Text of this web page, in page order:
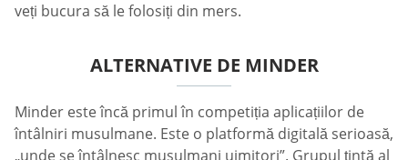
veți bucura să le folosiți din mers.
ALTERNATIVE DE MINDER
Minder este încă primul în competiția aplicațiilor de
întâlniri musulmane. Este o platformă digitală serioasă,
„unde se întâlnesc musulmani uimitori”. Grupul țintă al